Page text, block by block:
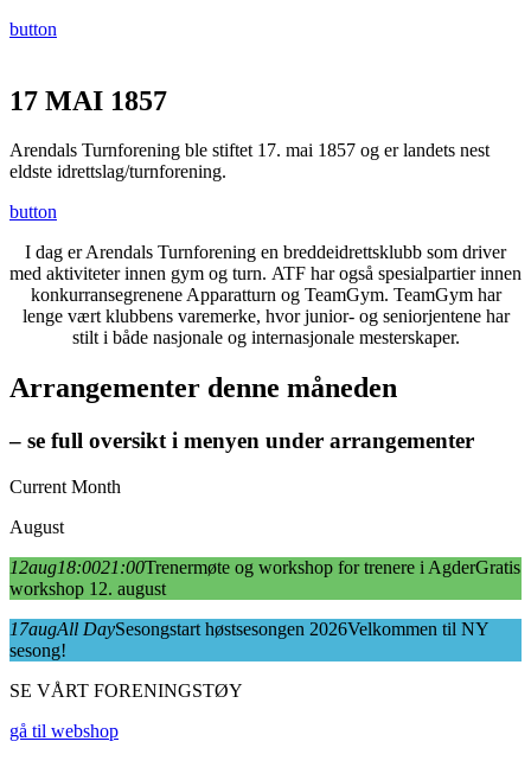
button
17 MAI 1857
Arendals Turnforening ble stiftet 17. mai 1857 og er landets nest
eldste idrettslag/turnforening.
button
I dag er Arendals Turnforening en breddeidrettsklubb som driver
med aktiviteter innen gym og turn. ATF har også spesialpartier innen
konkurransegrenene Apparatturn og TeamGym. TeamGym har
lenge vært klubbens varemerke, hvor junior- og seniorjentene har
stilt i både nasjonale og internasjonale mesterskaper.
Arrangementer denne måneden
– se full oversikt i menyen under arrangementer
Current Month
August
12aug18:0021:00Trenermøte og workshop for trenere i AgderGratis
workshop 12. august
17augAll DaySesongstart høstsesongen 2026Velkommen til NY
sesong!
SE VÅRT FORENINGSTØY
gå til webshop